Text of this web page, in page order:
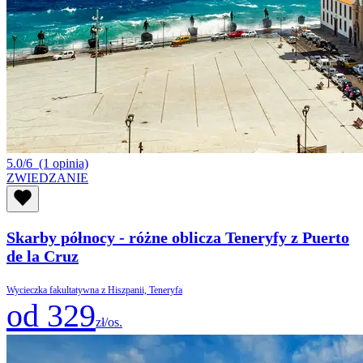
5.0/6 (1 opinia)
ZWIEDZANIE
Skarby północy - różne oblicza Teneryfy z Puerto
de la Cruz
Wycieczka fakultatywna z Hiszpanii, Teneryfa
od 329zł/os.